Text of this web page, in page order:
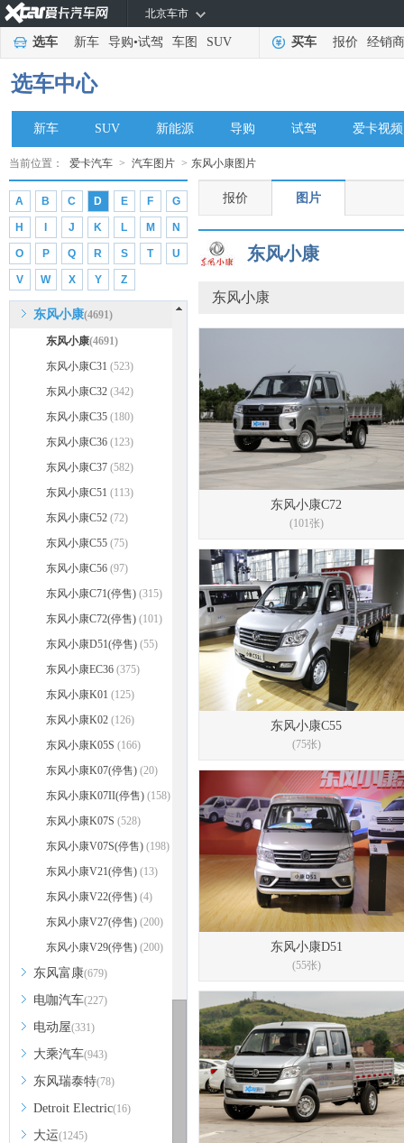
北京车市
选车 新车 导购•试驾 车图 SUV 买车 报价 经销商
选车中心
新车 SUV 新能源 导购 试驾 爱卡视频
当前位置： 爱卡汽车 > 汽车图片 > 东风小康图片
A B C D E F G
H J K L M N
O P Q R S T U
V W X Y Z
大众(285447)
DS(18076)
东南 (27162)
道奇
东风
东风风神(34578)
东风纳米 (2067)
东风奕派 (447)
东风风度 (1563)
东风风光 (15455)
东风小康(4691)
东风小康(4691)
东风小康C31 (523)
东风小康C32 (342)
东风小康C35 (180)
东风小康C36 (123)
东风小康C37 (582)
东风小康C51 (113)
东风小康C52 (72)
东风小康C55 (75)
东风小康C56 (97)
东风小康C71(停售) (315)
东风小康C72(停售) (101)
东风小康D51(停售) (55)
东风小康EC36 (375)
东风小康K01 (125)
东风小康K02 (126)
东风小康K05S (166)
东风小康K07(停售) (20)
东风小康K07II(停售) (158)
东风小康K07S (528)
东风小康V07S(停售) (198)
东风小康V21(停售) (13)
东风小康V22(停售) (4)
东风小康V27(停售) (200)
东风小康V29(停售) (200)
东风富康(679)
电咖汽车(227)
电动屋(331)
大乘汽车(943)
东风瑞泰特(78)
Detroit Electric(16)
大运(1245)
报价 图片
东风小康
东风小康
东风小康C72
(101张)
东风小康C55
(75张)
东风小康D51
(55张)